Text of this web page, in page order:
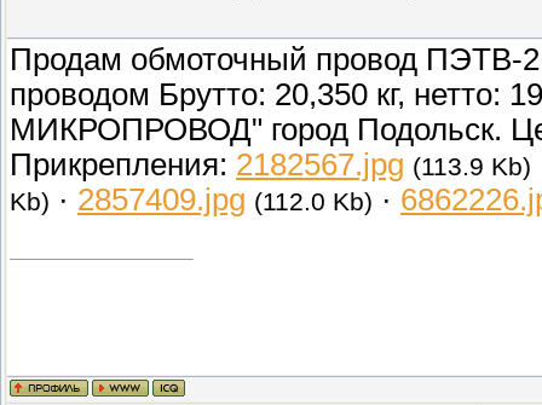
Продам обмоточный провод ПЭТВ-
проводом Брутто: 20,350 кг, нетто:
МИКРОПРОВОД" город Подольск.
Прикрепления: 2182567.jpg (113.9 Kb)
Kb) · 2857409.jpg (112.0 Kb) ·